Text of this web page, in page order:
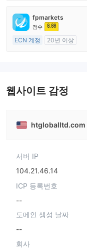
외환 거래 라이선스 (MM)
마스터 레이블 MT4
fpmarkets
점수 8.88
ECN 계정
20년 이상
웹사이트 감정
htgloballtd.com
서버 IP
104.21.46.14
ICP 등록번호
--
도메인 생성 날짜
--
회사